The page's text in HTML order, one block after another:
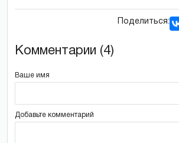
Поделиться:
Комментарии (4)
Ваше имя
Добавьте комментарий